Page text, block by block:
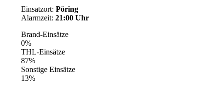
Einsatzort: Pöring
Alarmzeit: 21:00 Uhr
Brand-Einsätze
0%
THL-Einsätze
87%
Sonstige Einsätze
13%